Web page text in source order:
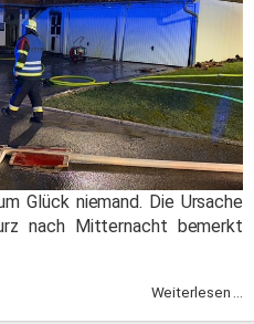
Glück niemand. Die Ursache
nach Mitternacht bemerkt
Weiterlesen ...